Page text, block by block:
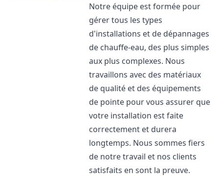
Notre équipe est formée pour
gérer tous les types
d'installations et de dépannages
de chauffe-eau, des plus simples
aux plus complexes. Nous
travaillons avec des matériaux
de qualité et des équipements
de pointe pour vous assurer que
votre installation est faite
correctement et durera
longtemps. Nous sommes fiers
de notre travail et nos clients
satisfaits en sont la preuve.